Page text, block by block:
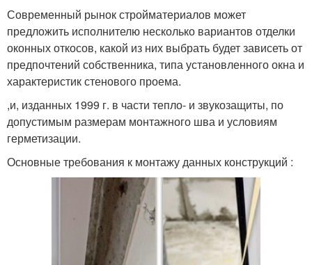
Современный рынок стройматериалов может
предложить исполнителю несколько вариантов отделки
оконных откосов, какой из них выбрать будет зависеть от
предпочтений собственника, типа установленного окна и
характеристик стенового проема.
,и, изданных 1999 г. в части тепло- и звукозащиты, по
допустимым размерам монтажного шва и условиям
герметизации.
Основные требования к монтажу данных конструкций :